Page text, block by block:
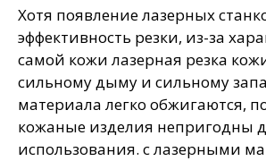
Хотя появление лазерных
эффективность резки, из-за
самой кожи лазерная резка
сильному дыму и сильному
материала легко обжигаются,
кожаные изделия непригодны
использования. с лазерными